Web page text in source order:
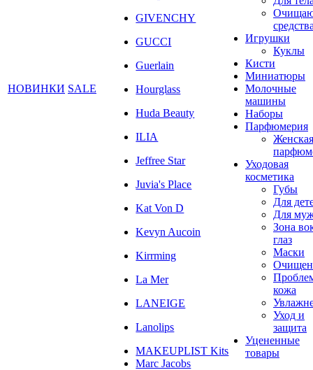
НОВИНКИ SALE
GIVENCHY
GUCCI
Guerlain
Hourglass
Huda Beauty
ILIA
Jeffree Star
Juvia's Place
Kat Von D
Kevyn Aucoin
Kirrming
La Mer
LANEIGE
Lanolips
MAKEUPLIST Kits
Marc Jacobs
Игрушки
Куклы
Кисти
Миниатюры
Молочные
машины
Наборы
Парфюмерия
Женская
Уходовая
косметика
Губы
Для
Для
Зона
глаз
Маски
кожа
Уход и
защита
Уцененные
товары